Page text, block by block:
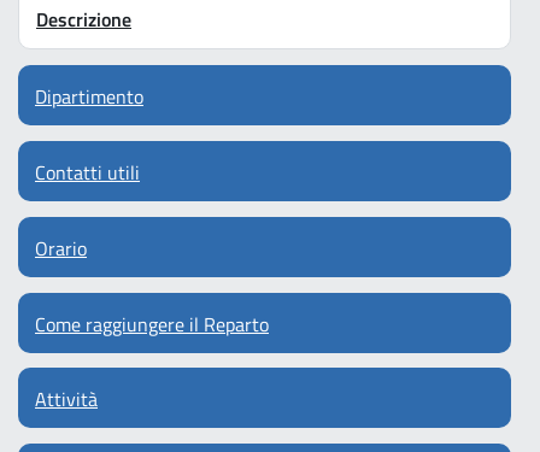
Descrizione
Dipartimento
Contatti utili
Orario
Come raggiungere il Reparto
Attività